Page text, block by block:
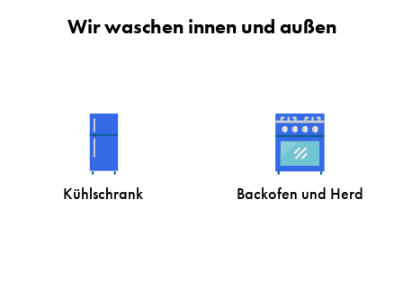
Wir waschen innen und außen
Kühlschrank Backofen und Herd